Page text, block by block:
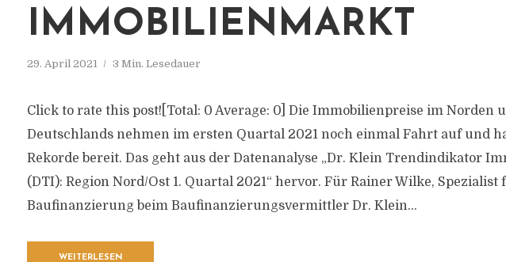
IMMOBILIENMARKT
29. April 2021 3 Min. Lesedauer
Click to rate this post![Total: 0 Average: 0] Die Immobilienpreise im Norden
Deutschlands nehmen im ersten Quartal 2021 noch einmal Fahrt auf und
Rekorde bereit. Das geht aus der Datenanalyse „Dr. Klein Trendindikator
(DTI): Region Nord/Ost 1. Quartal 2021“ hervor. Für Rainer Wilke, Spezialist
Baufinanzierung beim Baufinanzierungsvermittler Dr. Klein...
WEITERLESEN